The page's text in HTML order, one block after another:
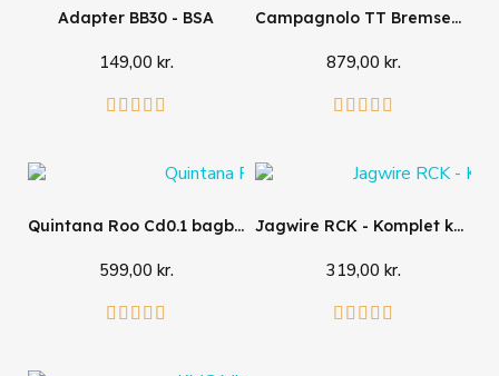
Adapter BB30 - BSA
149,00 kr.
    
Campagnolo TT Bremsegreb Carbon
879,00 kr.
    
Quintana Roo Cd0.1 bagbremse
599,00 kr.
    
Jagwire RCK - Komplet kabelsæt til racer
319,00 kr.
    